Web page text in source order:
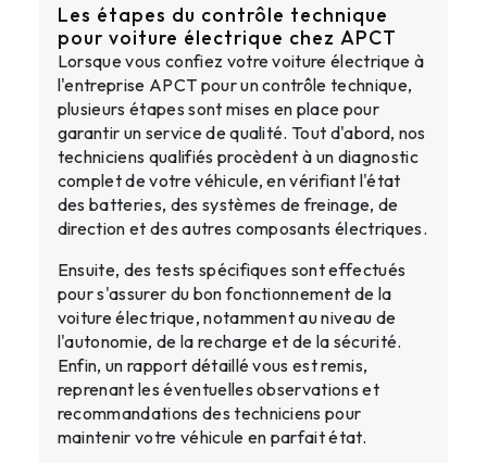
Les étapes du contrôle technique
pour voiture électrique chez APCT
Lorsque vous confiez votre voiture électrique à
l'entreprise APCT pour un contrôle technique,
plusieurs étapes sont mises en place pour
garantir un service de qualité. Tout d'abord, nos
techniciens qualifiés procèdent à un diagnostic
complet de votre véhicule, en vérifiant l'état
des batteries, des systèmes de freinage, de
direction et des autres composants électriques.
Ensuite, des tests spécifiques sont effectués
pour s'assurer du bon fonctionnement de la
voiture électrique, notamment au niveau de
l'autonomie, de la recharge et de la sécurité.
Enfin, un rapport détaillé vous est remis,
reprenant les éventuelles observations et
recommandations des techniciens pour
maintenir votre véhicule en parfait état.